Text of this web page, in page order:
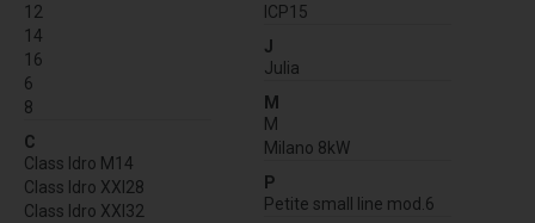
12
14
16
6
8
C
Class Idro M14
Class Idro XXl28
Class Idro XXl32
ICP15
J
Julia
M
M
Milano 8kW
P
Petite small line mod.6